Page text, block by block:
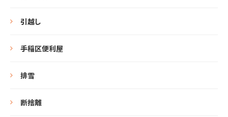
引越し
手稲区便利屋
排雪
断捨離